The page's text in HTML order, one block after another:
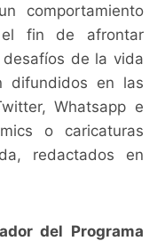
comportamiento
fin de afrontar
de la vida
difundidos en las
Whatsapp e
o caricaturas
redactados en
del Programa